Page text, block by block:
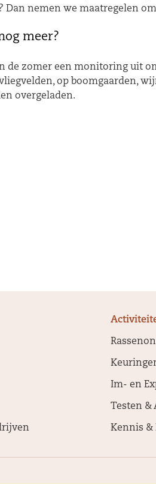
Dan nemen we maatregelen
meer?
de zomer een monitoring uit
op boomgaarden,
overgeladen.
Im- en
Testen &
Kennis &